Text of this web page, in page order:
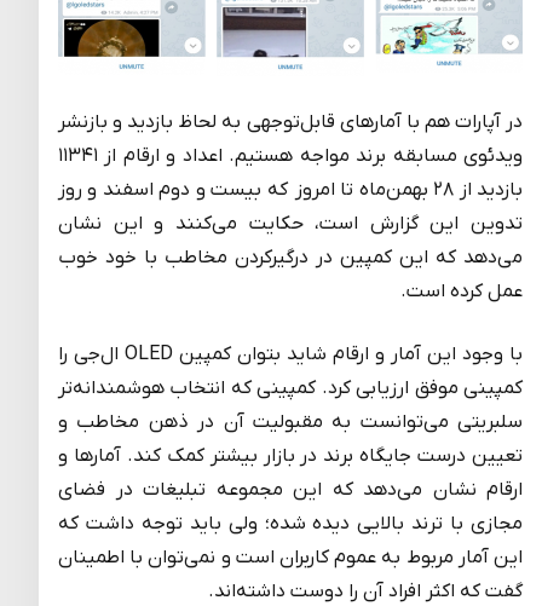
در آپارات هم با آمارهای قابل‌توجهی به لحاظ بازدید و بازنشر
ویدئوی مسابقه برند مواجه هستیم. اعداد و ارقام از ۱۱۳۴۱
بازدید از ۲۸ بهمن‌ماه تا امروز که بیست و دوم اسفند و روز
تدوین این گزارش است، حکایت می‌کنند و این نشان
می‌دهد که این کمپین در درگیرکردن مخاطب با خود خوب
عمل کرده است.
با وجود این آمار و ارقام شاید بتوان کمپین OLED ال‌جی را
کمپینی موفق ارزیابی کرد. کمپینی که انتخاب هوشمندانه‌تر
سلبریتی می‌توانست به مقبولیت آن در ذهن مخاطب و
تعیین درست جایگاه برند در بازار بیشتر کمک کند. آمارها و
ارقام نشان می‌دهد که این مجموعه تبلیغات در فضای
مجازی با ترند بالایی دیده شده؛ ولی باید توجه داشت که
این آمار مربوط به عموم کاربران است و نمی‌توان با اطمینان
گفت که اکثر افراد آن را دوست داشته‌اند.